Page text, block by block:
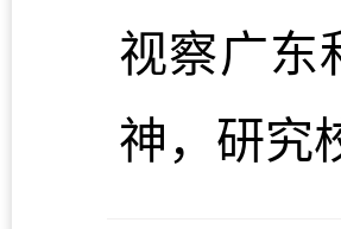
视察广东
神，研究